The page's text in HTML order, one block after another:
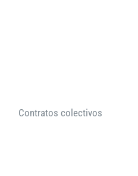
Contratos colectivos